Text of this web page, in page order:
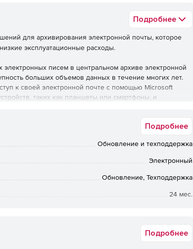
Подробнее
для архивирования электронной почты, которое
эксплуатационные расходы.
писем в центральном архиве электронной
больших объемов данных в течение многих лет.
к своей электронной почте с помощью Microsoft
таких как планшеты или смартфоны, и
Подробнее
Обновление и техподдержка
Электронный
Обновление, Техподдержка
24 мес.
Подробнее